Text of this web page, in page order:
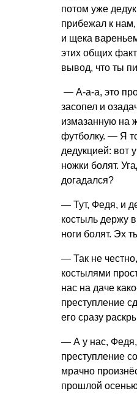
потом уже
прибежал к
и щека
этих общих
вывод, что ты
— А-а-а, это
засопел и
измазанную на
футболку. — Я
дедукцией: вот
ножки болят.
догадался?
— Тут, Федя, и
костыль держу
ноги болят. Эх
— Так не
костылями
нас на даче
преступление
его сразу
— А у нас,
преступление
мрачно
прошлой